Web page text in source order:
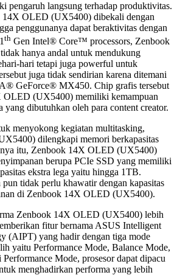
pengaruh langsung terhadap produktivitas.
14X OLED (UX5400) dibekali dengan
penggunanya dapat beraktivitas dengan
th Gen Intel® Core™ processors, Zenbook
hanya andal untuk mendukung
hari tetapi juga powerful untuk
juga tidak sendirian karena ditemani
GeForce® MX450. Chip grafis tersebut
OLED (UX5400) memiliki kemampuan
yang dibutuhkan oleh para content creator.
menyokong kegiatan multitasking,
dilengkapi memori berkapasitas
itu, Zenbook 14X OLED (UX5400)
berupa PCIe SSD yang memiliki
ekstra lega yaitu hingga 1TB.
tidak perlu khawatir dengan kapasitas
di Zenbook 14X OLED (UX5400).
Zenbook 14X OLED (UX5400) lebih
fitur bernama ASUS Intelligent
(AIPT) yang hadir dengan tiga mode
yaitu Performance Mode, Balance Mode,
Mode, prosesor dapat dipacu
menghadirkan performa yang lebih